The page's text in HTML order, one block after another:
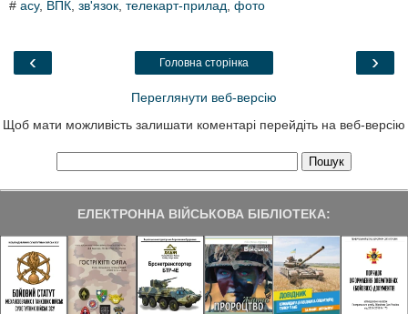
e
o
t
k
e
a
r
# асу, ВПК зв'язок телекарт-прилад фото
‹ ›
Головна сторінка
Переглянути веб-версію
Щоб мати можливість залишати коментарі перейдіть на веб-версію
ЕЛЕКТРОННА ВІЙСЬКОВА БІБЛІОТЕКА: